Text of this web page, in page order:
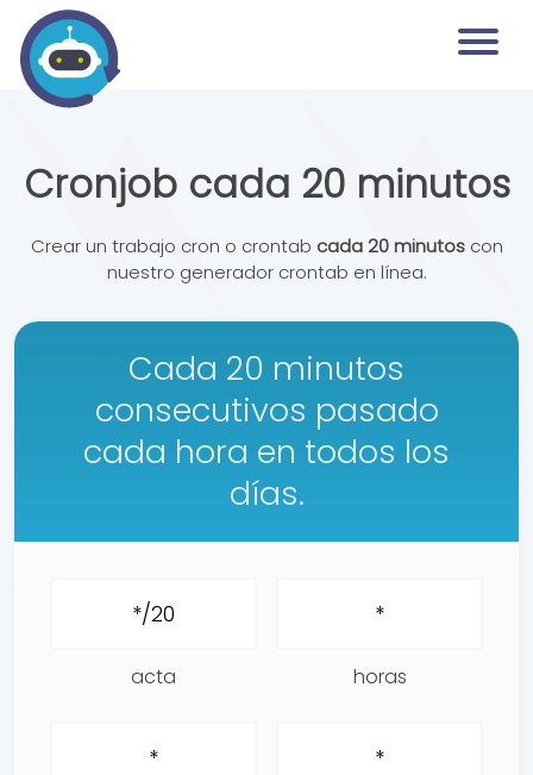
Cronjob cada 20 minutos
Crear un trabajo cron o crontab cada 20 minutoscon
nuestro generador crontab en línea.
Cada 20 minutos
consecutivos pasado
cada hora en todos los
días.
acta horas